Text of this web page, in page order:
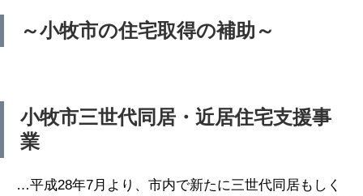
～小牧市の住宅取得の補助～
小牧市三世代同居・近居住宅支援事
業
…平成28年7月より、市内で新たに三世代同居もしく